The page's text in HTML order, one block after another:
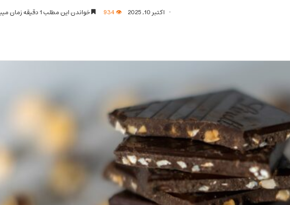
اکتبر 10, 2025 خواندن این مطلب 1 دقیقه زمان میبرد